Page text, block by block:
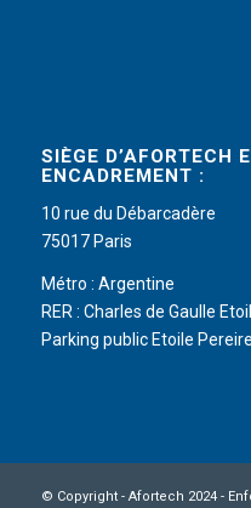
SIÈGE D’AFORTECH
ENCADREMENT :
10 rue du Débarcadère
75017 Paris
Métro : Argentine
RER : Charles de Gaulle
Parking public Etoile
© Copyright - Afortech 2024 -